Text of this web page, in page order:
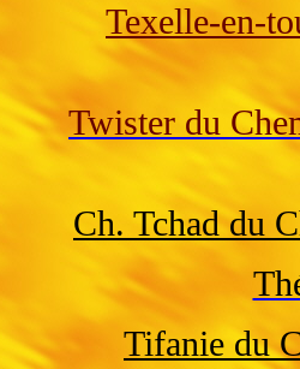
Texelle-en-
Twister du
Ch. Tchad du
Tifanie du